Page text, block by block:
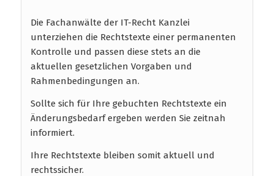
Die Fachanwälte der IT-Recht Kanzlei
unterziehen die Rechtstexte einer permanenten
Kontrolle und passen diese stets an die
aktuellen gesetzlichen Vorgaben und
Rahmenbedingungen an.
Sollte sich für Ihre gebuchten Rechtstexte ein
Änderungsbedarf ergeben werden Sie zeitnah
informiert.
Ihre Rechtstexte bleiben somit aktuell und
rechtssicher.